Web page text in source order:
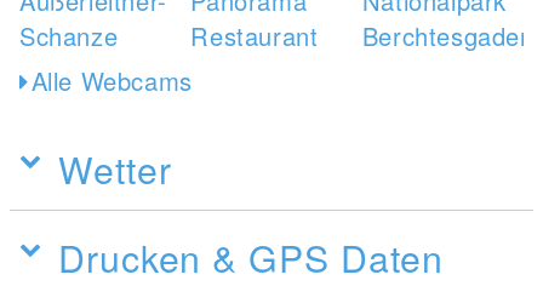
Alle Webcams
Wetter
Drucken & GPS Daten